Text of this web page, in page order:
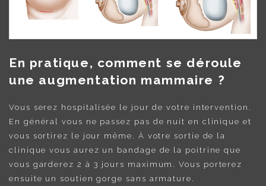
En pratique, comment se déroule
une augmentation mammaire ?
Vous serez hospitalisée le jour de votre intervention.
En général vous ne passez pas de nuit en clinique et
vous sortirez le jour même. À votre sortie de la
clinique vous aurez un bandage de la poitrine que
vous garderez 2 à 3 jours maximum. Vous porterez
ensuite un soutien gorge sans armature.